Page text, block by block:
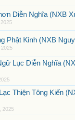
Diễn Nghĩa (NXB
Phật Kinh (NXB
2025
Lục Diễn Nghĩa
Thiện Tông Kiến
2025